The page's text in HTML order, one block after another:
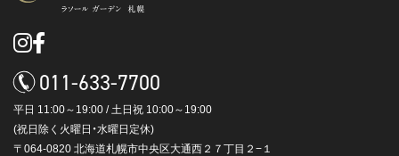
011-633-7700
平日 11:00～19:00 / 土日祝 10:00～19:00
(祝日除く火曜日・水曜日定休)
〒064-0820 北海道札幌市中央区大通西２７丁目２−１